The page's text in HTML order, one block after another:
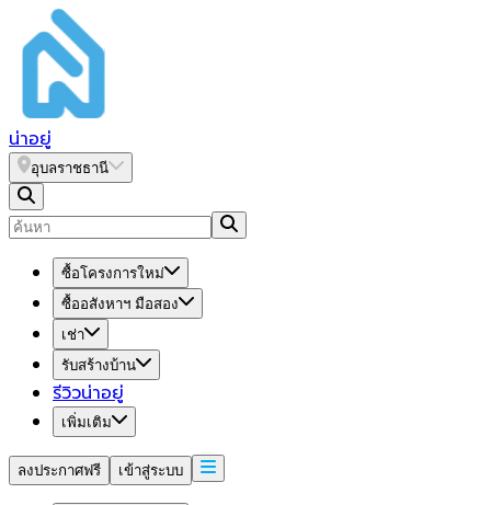
น่าอยู่
อุบลราชธานี
ซื้อโครงการใหม่
ซื้ออสังหาฯ มือสอง
เช่า
รับสร้างบ้าน
รีวิวน่าอยู่
เพิ่มเติม
ลงประกาศฟรี เข้าสู่ระบบ